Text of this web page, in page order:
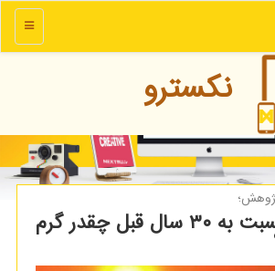
منو
نكسترو
هوای تهران نسبت به ۳۰ سال قبل چقدر گرم